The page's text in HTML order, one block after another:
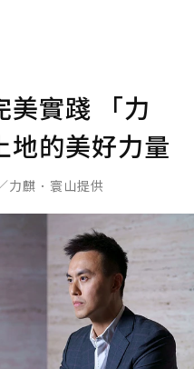
美實踐 「力
地的美好力量
力麒．寰山提供